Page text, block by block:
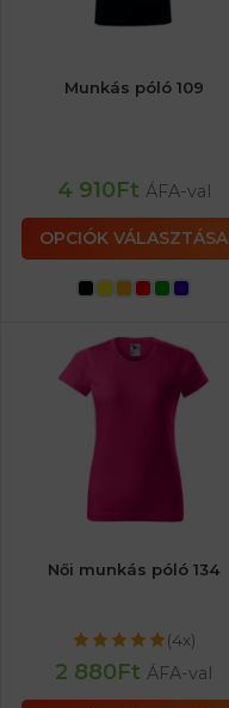
Munkás póló 109
4 910Ft ÁFA-val
OPCIÓK VÁLASZTÁSA
Női munkás póló 134
(4x)
2 880Ft ÁFA-val